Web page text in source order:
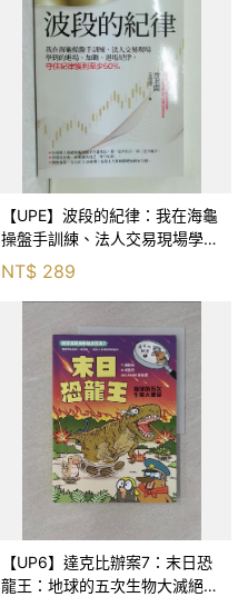
【UPE】波段的紀律：我在海龜
操盤手訓練、法人交易現場學到
的進場、加碼、退場紀律，守住
紀律獲利至少50％_雷老闆
NT$ 289
【UP6】達克比辦案7：末日恐
龍王：地球的五次生物大滅絕_